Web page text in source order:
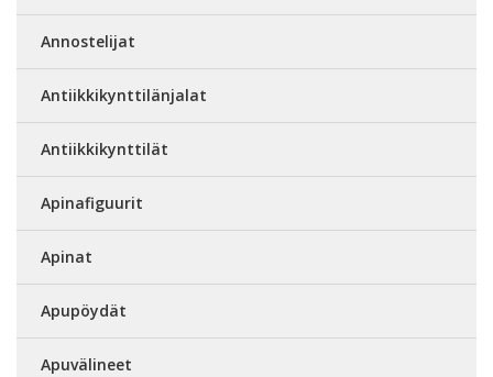
Annostelijat
Antiikkikynttilänjalat
Antiikkikynttilät
Apinafiguurit
Apinat
Apupöydät
Apuvälineet